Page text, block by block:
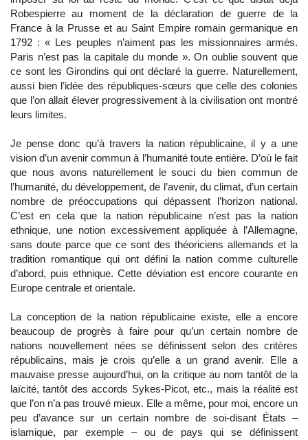
Robespierre au moment de la déclaration de guerre de la
France à la Prusse et au Saint Empire romain germanique en
1792 : « Les peuples n’aiment pas les missionnaires armés.
Paris n’est pas la capitale du monde ». On oublie souvent que
ce sont les Girondins qui ont déclaré la guerre. Naturellement,
aussi bien l’idée des républiques-sœurs que celle des colonies
que l’on allait élever progressivement à la civilisation ont montré
leurs limites.
Je pense donc qu’à travers la nation républicaine, il y a une
vision d’un avenir commun à l’humanité toute entière. D’où le fait
que nous avons naturellement le souci du bien commun de
l’humanité, du développement, de l’avenir, du climat, d’un certain
nombre de préoccupations qui dépassent l’horizon national.
C’est en cela que la nation républicaine n’est pas la nation
ethnique, une notion excessivement appliquée à l’Allemagne,
sans doute parce que ce sont des théoriciens allemands et la
tradition romantique qui ont défini la nation comme culturelle
d’abord, puis ethnique. Cette déviation est encore courante en
Europe centrale et orientale.
La conception de la nation républicaine existe, elle a encore
beaucoup de progrès à faire pour qu’un certain nombre de
nations nouvellement nées se définissent selon des critères
républicains, mais je crois qu’elle a un grand avenir. Elle a
mauvaise presse aujourd’hui, on la critique au nom tantôt de la
laïcité, tantôt des accords Sykes-Picot, etc., mais la réalité est
que l’on n’a pas trouvé mieux. Elle a même, pour moi, encore un
peu d’avance sur un certain nombre de soi-disant États –
islamique, par exemple – ou de pays qui se définissent